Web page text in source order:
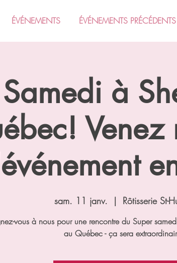
ÉVÉNEMENTS ÉVÉNEMENTS PRÉCÉDENTS
à
Venez
sam. 11 janv.
  |
Rôtisserie St-
vous à nous pour une rencontre du Super
au Québec - ça sera